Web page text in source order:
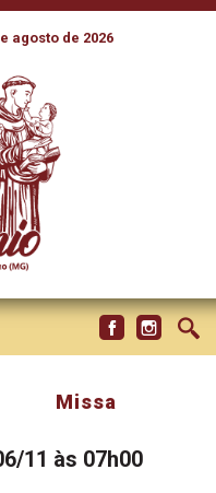
agosto de 2026
Missa
11 às 07h00